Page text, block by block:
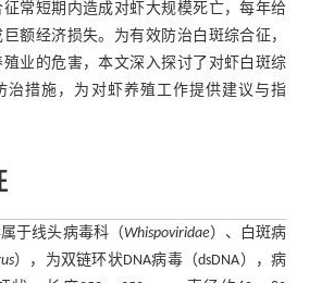
常短期内造成对虾大规模死亡，每年给
额经济损失。为有效防治白斑综合征，
殖业的危害，本文深入探讨了对虾白斑综
治措施，为对虾养殖工作提供建议与指
于线头病毒科（Whispoviridae）、白斑病
），为双链环状DNA病毒（dsDNA），病